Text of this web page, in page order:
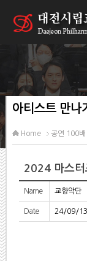
아티스트 만나
Home 공연 100배
2024 마스터
Name 교향악단
Date 24/09/13